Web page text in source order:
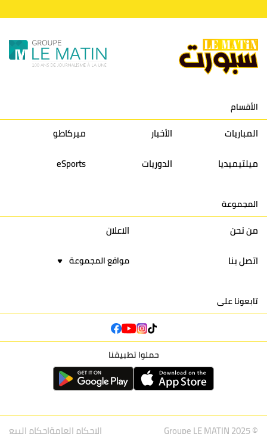
10 النادي المكناسي 30
24
33
36
11 نادي النهضة زمامرة 30
28
37
33
13 إتحاد تواركة 30
32
40
31
16 نادي أولمبيك آسفي 30
24
42
22
الأقسام
المباريات الأخبار
ميركاطو
ميلتيميديا
الدوريات eSports
المجموعة
من نحن
الاعلان
اتصل بنا
مواقع المجموعة
تابعونا على
حملوا تطبيقنا
© Groupe LE MATIN 2025 الاحكام العامةاحكام البيع